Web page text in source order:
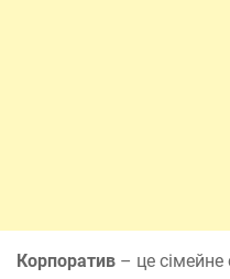
Корпоратив – це